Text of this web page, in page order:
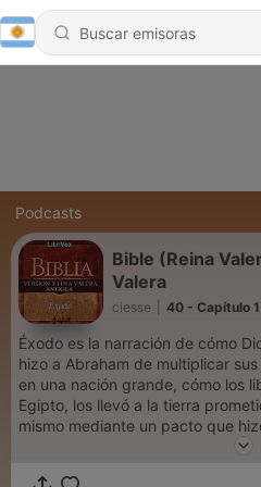
Podcasts
Bible (Reina
Valera
ciesse 40 - Capítulo 1
Éxodo es la narración de cómo
hizo a Abraham de multiplicar
en una nación grande, cómo los
Egipto, los llevó a la tierra
mismo mediante un pacto que
Moisés, bajo el mando directo de